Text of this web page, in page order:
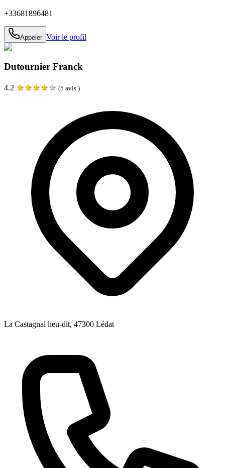
+33681896481
Appeler Voir le profil
Dutournier Franck
4.2 ★★★★★ (5 avis )
La Castagnal lieu-dit, 47300 Lédat